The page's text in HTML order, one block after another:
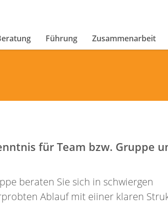
Führung Zusammenarbeit
für Team bzw. Gruppe
beraten Sie sich in schwiergen
Ablauf mit eiiner klaren